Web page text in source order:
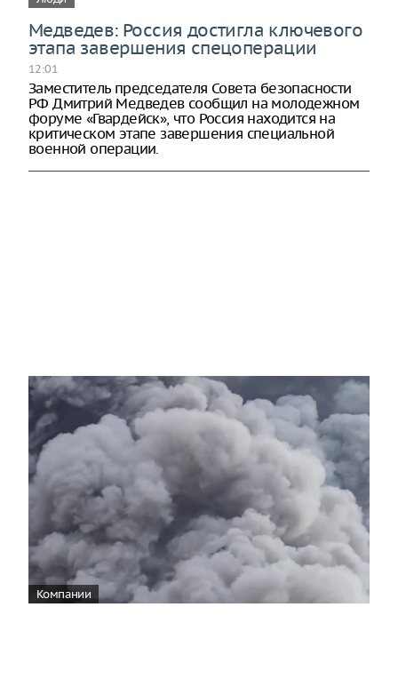
Медведев: Россия достигла ключевого
этапа завершения спецоперации
12:01
Заместитель председателя Совета безопасности
РФ Дмитрий Медведев сообщил на молодежном
форуме «Гвардейск», что Россия находится на
критическом этапе завершения специальной
военной операции.
Компании